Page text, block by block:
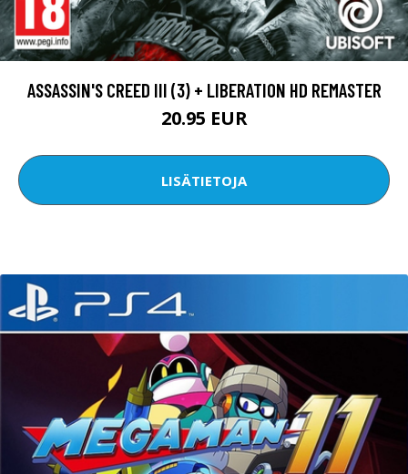
ASSASSIN'S CREED III (3) + LIBERATION HD REMASTER
20.95 EUR
LISÄTIETOJA